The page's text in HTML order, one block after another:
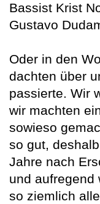
Bassist Krist
Gustavo
Oder in den
dachten über
passierte. Wir
wir machten
sowieso
so gut,
Jahre nach
und aufregend
so ziemlich